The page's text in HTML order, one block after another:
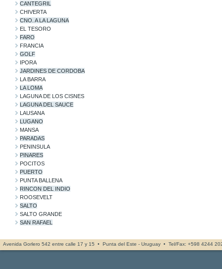
CANTEGRIL
CHIVERTA
CNO. A LA LAGUNA
EL TESORO
FARO
FRANCIA
GOLF
IPORA
JARDINES DE CORDOBA
LA BARRA
LA LOMA
LAGUNA DE LOS CISNES
LAGUNA DEL SAUCE
LAUSANA
LUGANO
MANSA
PARADAS
PENINSULA
PINARES
POCITOS
PUERTO
PUNTA BALLENA
RINCON DEL INDIO
ROOSEVELT
SALTO
SALTO GRANDE
SAN RAFAEL
Avenida Gorlero 542 entre calle 17 y 15 • Punta del Este - Uruguay • Tel/Fax: +598 4244